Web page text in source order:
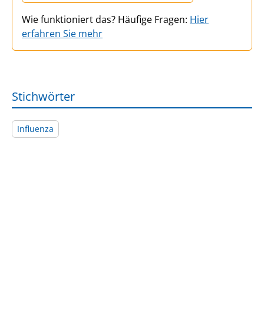
Wie funktioniert das? Häufige Fragen: Hier
erfahren Sie mehr
Stichwörter
Influenza